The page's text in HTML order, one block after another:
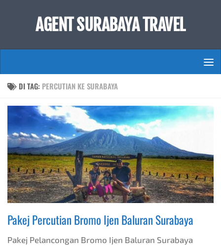
Skip to content
AGENT SURABAYA TRAVEL
DI TAG: PERCUTIAN KE SURABAYA
Pakej Percutian Bromo Ijen Baluran Surabaya
Pakej Pelancongan Bromo Ijen Baluran Surabaya